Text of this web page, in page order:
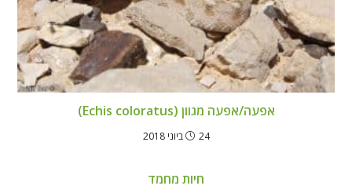
אפעה/אפעה מגוון (Echis coloratus)
24 ביוני 2018
חיות מחמד